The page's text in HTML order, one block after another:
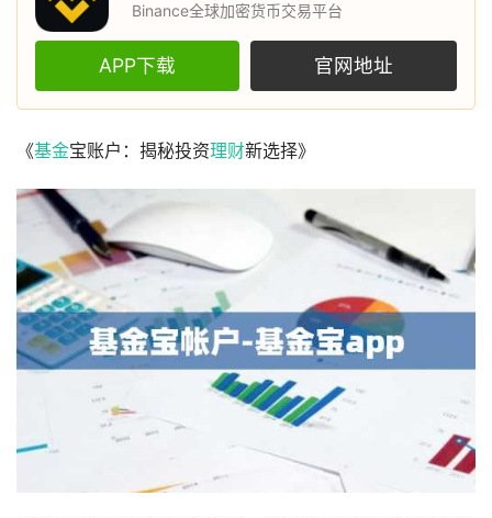
Binance全球加密货币交易平台
APP下载 官网地址
《基金宝账户：揭秘投资理财新选择》